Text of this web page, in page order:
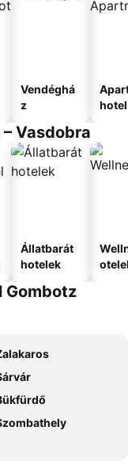
Vendéghá
z
hotel
Vasdobra
Állatbarát
hotelek
Gombotz